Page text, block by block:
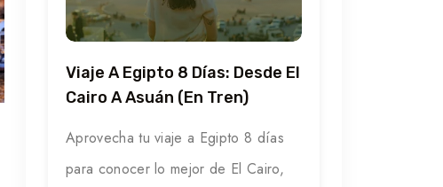
Viaje A Egipto 8 Días: Desde El
Cairo A Asuán (en Tren)
Aprovecha tu viaje a Egipto 8 días
para conocer lo mejor de El Cairo,